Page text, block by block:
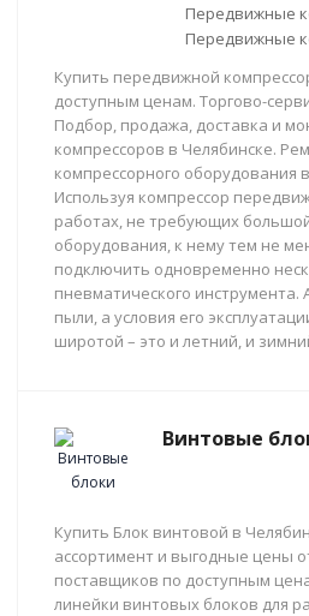
Передвижные
Передвижные
Купить передвижной
доступным ценам. Торгово-
Подбор, продажа, доставка и
компрессоров в Челябинске.
компрессорного оборудования
Используя компрессор
работах, не требующих
оборудования, к нему тем не
подключить одновременно
пневматического инструмента.
пыли, а условия его
широтой – это и летний, и
Винтовые
Купить Блок винтовой в
ассортимент и выгодные цены
поставщиков по доступным
линейки винтовых блоков для